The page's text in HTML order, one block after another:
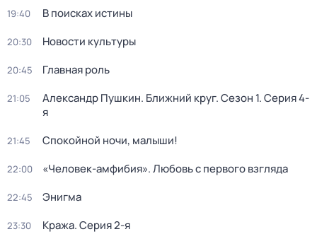
19:40 В поисках истины
20:30 Новости культуры
20:45 Главная роль
21:05 Александр Пушкин. Ближний круг. Сезон 1. Серия 4-
я
21:45 Спокойной ночи, малыши!
22:00 «Человек-амфибия». Любовь с первого взгляда
22:45 Энигма
23:30 Кража. Серия 2-я